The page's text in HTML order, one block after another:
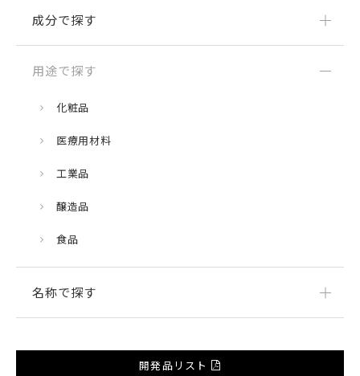
成分で探す
用途で探す
化粧品
医療用材料
工業品
醸造品
食品
名称で探す
開発品リスト